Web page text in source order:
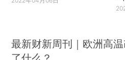
最新财新周刊｜欧洲高
了什么？